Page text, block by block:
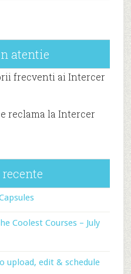
atentie
frecventi ai Intercer
reclama la Intercer
Coolest Courses – July
upload, edit & schedule